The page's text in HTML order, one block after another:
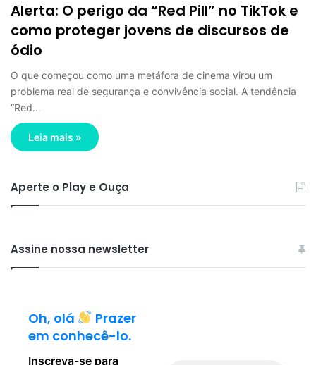
Alerta: O perigo da “Red Pill” no TikTok e
como proteger jovens de discursos de
ódio
O que começou como uma metáfora de cinema virou um
problema real de segurança e convivência social. A tendência
“Red…
Leia mais »
Aperte o Play e Ouça
Assine nossa newsletter
Oh, olá
Prazer
em conhecê-lo.
Inscreva-se para